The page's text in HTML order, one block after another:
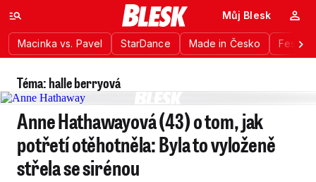
Macinka vs. Pavel StarDance Made in Česko
Můj Blesk
Téma: halle berryová
Anne Hathawayová (43) o tom, jak
potřetí otěhotněla: Byla to vyloženě
střela se sirénou